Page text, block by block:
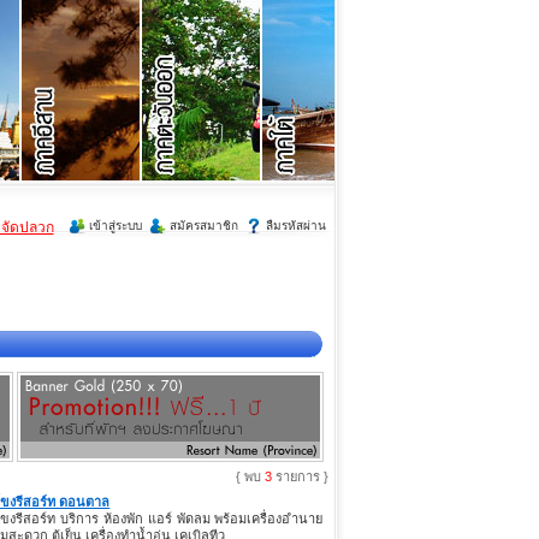
เข้าสู่ระบบ สมัครสมาชิก ลืมรหัสผ่าน
ดปลวก
{ พบ 3รายการ }
งรีสอร์ท ดอนตาล
งรีสอร์ท บริการ ห้องพัก แอร์ พัดลม พร้อมเครื่องอำนาย
สะดวก ตู้เย็น เครื่องทำน้ำอุ่น เคเบิลทีว